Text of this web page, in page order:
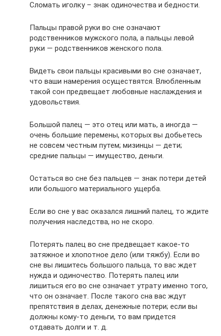
Сломать иголку – знак одиночества и бедности.
Пальцы правой руки во сне означают
родственников мужского пола, а пальцы левой
руки — родственников женского пола.
Видеть свои пальцы красивыми во сне означает,
что ваши намерения осуществятся. Влюбленным
такой сон предвещает любовные наслаждения и
удовольствия.
Большой палец — это отец или мать, а иногда —
очень большие перемены, которых вы добьетесь
не совсем честным путем; мизинцы — дети;
средние пальцы — имущество, деньги.
Остаться во сне без пальцев — знак потери детей
или большого материального ущерба.
Если во сне у вас оказался лишний палец, то ждите
получения наследства, но не скоро.
Потерять палец во сне предвещает какое-то
затяжное и хлопотное дело (или тяжбу). Если во
сне вы лишитесь большого пальца, то вас ждет
нужда и одиночество. Потерять палец или
лишиться его во сне означает утрату именно того,
что он означает. После такого сна вас ждут
препятствия в делах, денежные потери; если вы
должны кому-то деньги, то вам придется
отдавать долги и т. д.